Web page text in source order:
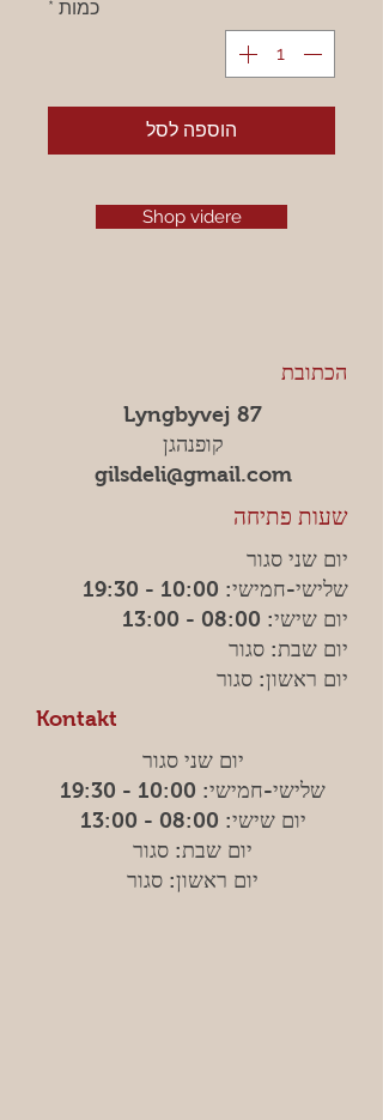
כמות *
הוספה לסל
Shop videre
הכתובת
Lyngbyvej 87
קופנהגן
gilsdeli@gmail.com
שעות פתיחה
יום שני סגור
שלישי-חמישי: 10:00 - 19:30
יום שישי: 08:00 - 13:00
יום שבת: סגור
יום ראשון: סגור
Kontakt
יום שני סגור
שלישי-חמישי: 10:00 - 19:30
יום שישי: 08:00 - 13:00
יום שבת: סגור
יום ראשון: סגור